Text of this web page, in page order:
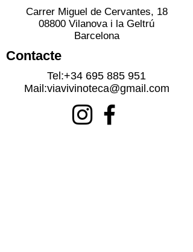
Carrer Miguel de Cervantes, 18
08800 Vilanova i la Geltrú
Barcelona
Contacte
Tel:+34 695 885 951
Mail:viavivinoteca@gmail.com